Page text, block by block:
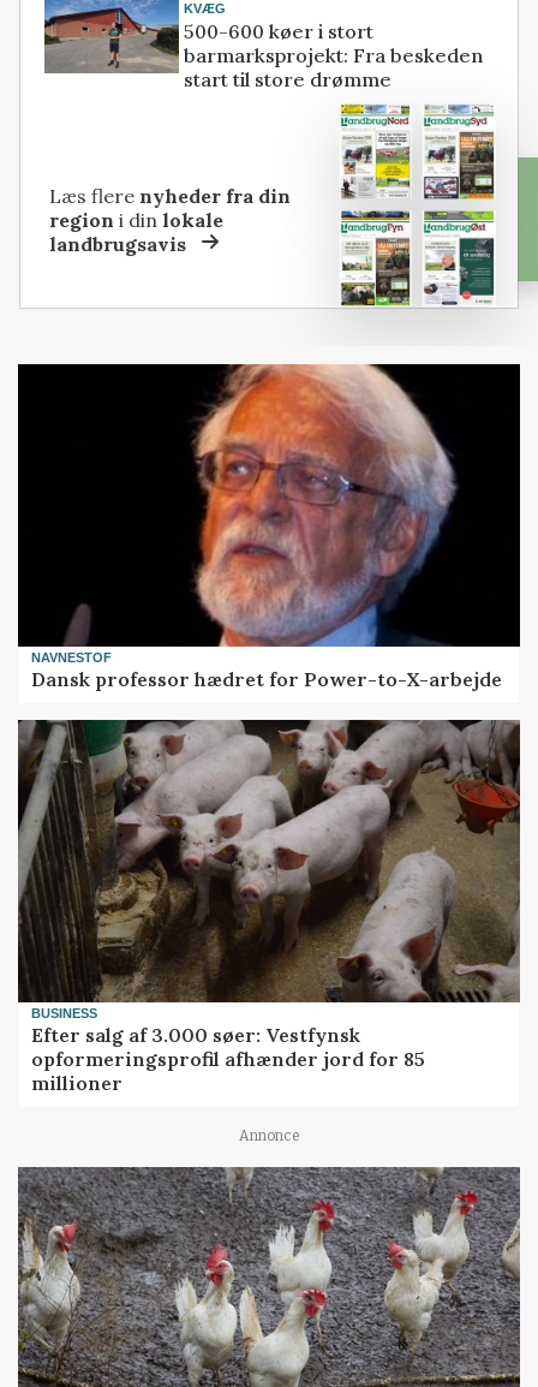
KVÆG
500-600 køer i stort
barmarksprojekt: Fra beskeden
start til store drømme
Læs flere nyheder fra din
region i dinlokale
landbrugsavis
NAVNESTOF
Dansk professor hædret for Power-to-X-arbejde
BUSINESS
Efter salg af 3.000 søer: Vestfynsk
opformeringsprofil afhænder jord for 85
millioner
Annonce